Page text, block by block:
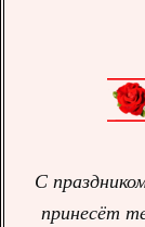
С
принесёт